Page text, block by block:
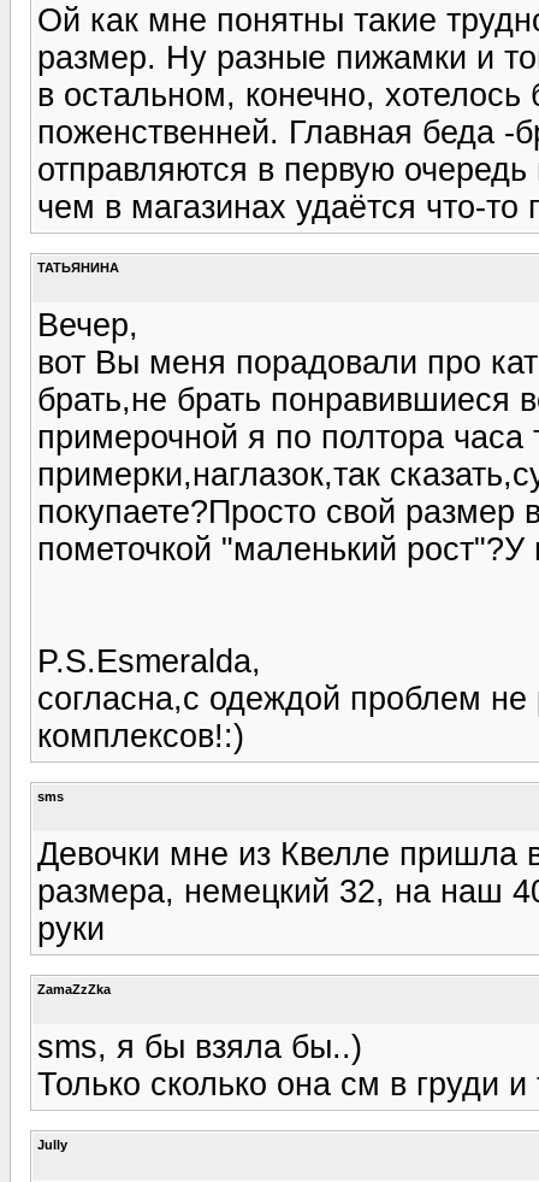
Ой как мне понятны такие
размер. Ну разные пижамки и
в остальном, конечно,
поженственней. Главная беда -
отправляются в первую
чем в магазинах удаётся что-
ТАТЬЯНИНА
Вечер,
вот Вы меня порадовали про
брать,не брать понравившиеся
примерочной я по полтора часа
примерки,наглазок,так
покупаете?Просто свой размер
пометочкой "маленький
P.S.Esmeralda,
согласна,с одеждой проблем
комплексов!:)
sms
Девочки мне из Квелле пришла
размера, немецкий 32, на наш
руки
ZamaZzZka
sms, я бы взяла бы..)
Только сколько она см в груди и
Jully